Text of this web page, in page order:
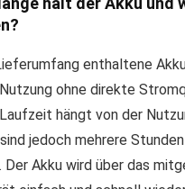
enthaltene
ohne direkte
hängt von der
jedoch mehrere
Der Akku wird über das